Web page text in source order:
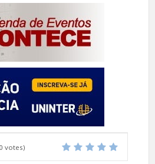
votes)